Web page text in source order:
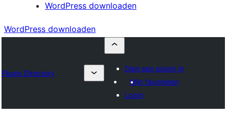
WordPress downloaden
WordPress downloaden
Plugin Directory
Dien een plugin in
Mijn favorieten
Login